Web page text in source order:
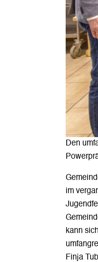
Den
im
kann
Finja